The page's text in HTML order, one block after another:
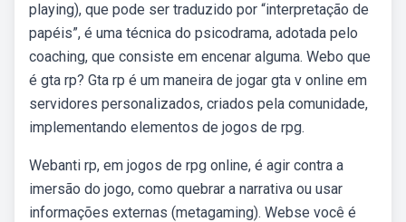
playing), que pode ser traduzido por “interpretação de
papéis”, é uma técnica do psicodrama, adotada pelo
coaching, que consiste em encenar alguma. Webo que
é gta rp? Gta rp é um maneira de jogar gta v online em
servidores personalizados, criados pela comunidade,
implementando elementos de jogos de rpg.
Webanti rp, em jogos de rpg online, é agir contra a
imersão do jogo, como quebrar a narrativa ou usar
informações externas (metagaming). Webse você é